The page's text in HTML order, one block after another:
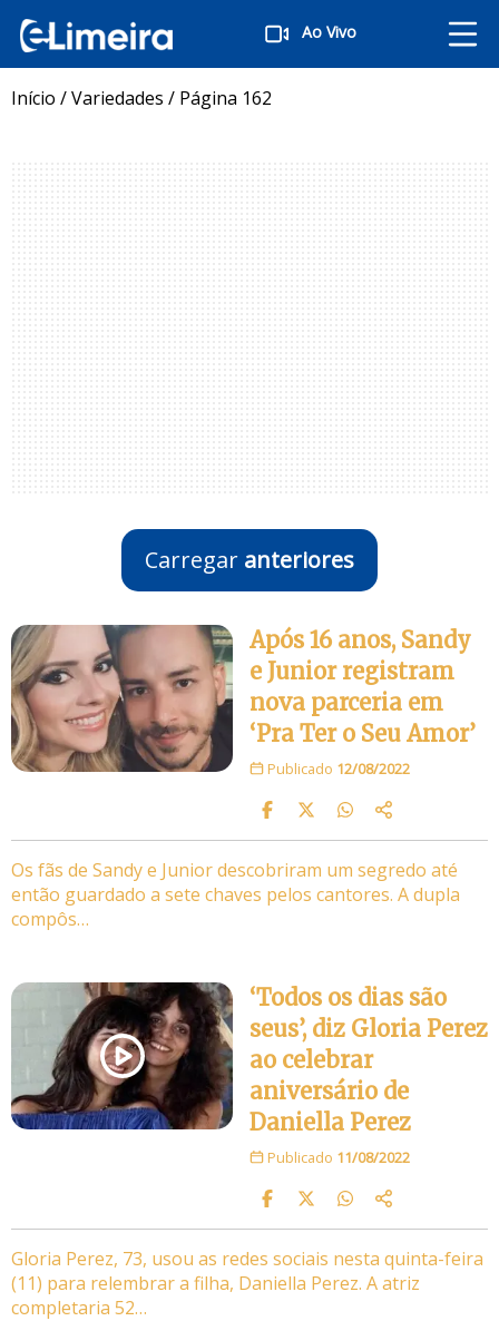
Ao Vivo
Início /Variedades / Página 162
Carregar anteriores
Após 16 anos, Sandy
e Junior registram
nova parceria em
‘Pra Ter o Seu Amor’
Publicado 12/08/2022
Os fãs de Sandy e Junior descobriram um segredo até
então guardado a sete chaves pelos cantores. A dupla
compôs…
‘Todos os dias são
seus’, diz Gloria Perez
ao celebrar
aniversário de
Daniella Perez
Publicado 11/08/2022
Gloria Perez, 73, usou as redes sociais nesta quinta-feira
(11) para relembrar a filha, Daniella Perez. A atriz
completaria 52…